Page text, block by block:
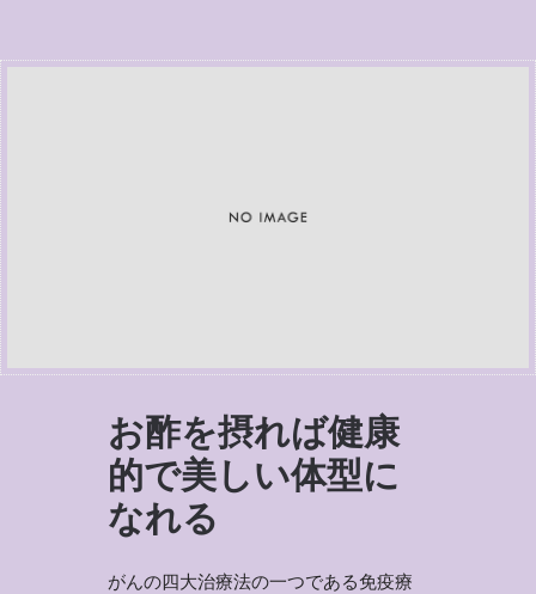
お酢を摂れば健康
的で美しい体型に
なれる
がんの四大治療法の一つである免疫療